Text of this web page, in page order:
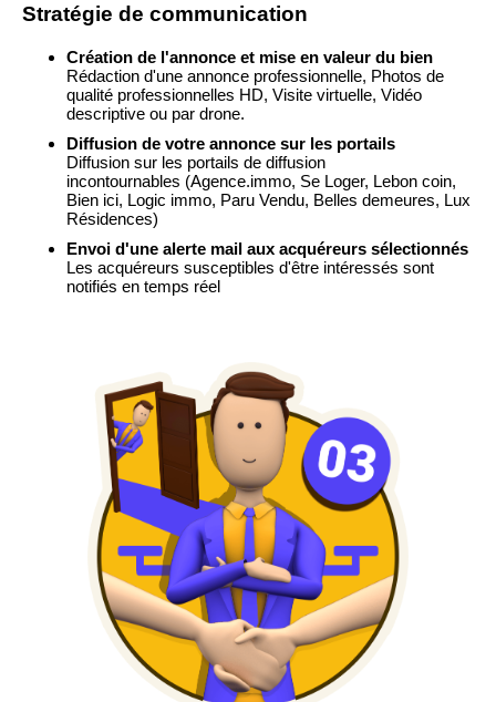
Stratégie de communication
Création de l'annonce et mise en valeur du bien
Rédaction d'une annonce professionnelle, Photos de
qualité professionnelles HD, Visite virtuelle, Vidéo
descriptive ou par drone.
Diffusion de votre annonce sur les portails
Diffusion sur les portails de diffusion
incontournables (Agence.immo, Se Loger, Lebon coin,
Bien ici, Logic immo, Paru Vendu, Belles demeures, Lux
Résidences)
Envoi d'une alerte mail aux acquéreurs sélectionnés
Les acquéreurs susceptibles d'être intéressés sont
notifiés en temps réel